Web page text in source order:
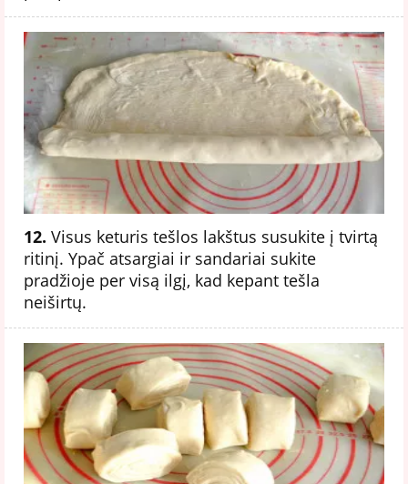
12. Visus keturis tešlos lakštus susukite į tvirtą
ritinį. Ypač atsargiai ir sandariai sukite
pradžioje per visą ilgį, kad kepant tešla
neiširtų.